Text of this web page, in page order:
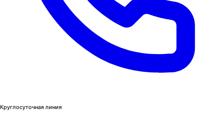
Круглосуточная линия